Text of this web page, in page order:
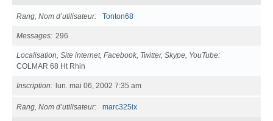
Rang, Nom d’utilisateur Tonton68
Messages 296
Localisation, Site internet, Facebook, Twitter, Skype, YouTube
COLMAR 68 Ht Rhin
Inscription lun. mai 06, 2002 7:35 am
Rang, Nom d’utilisateur marc325ix